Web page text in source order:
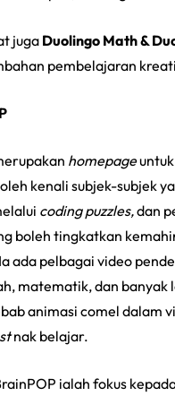
juga Duolingo Math &
pembelajaran
homepage
kenali subjek-subjek
coding puzzles,dan
boleh tingkatkan
ada pelbagai video
matematik, dan banyak
animasi comel dalam
nak belajar.
ialah fokus